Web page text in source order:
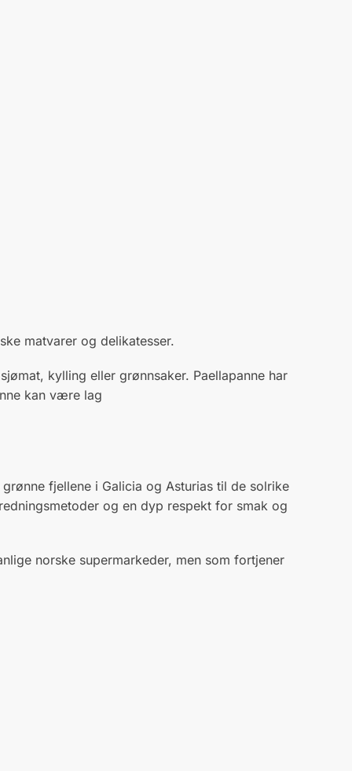
matvarer og delikatesser.
kylling eller grønnsaker. Paellapanne har
kan være lag
fjellene i Galicia og Asturias til de solrike
og en dyp respekt for smak og
norske supermarkeder, men som fortjener